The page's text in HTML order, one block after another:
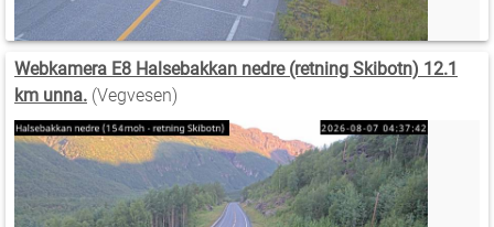
Webkamera E8 Halsebakkan nedre (retning Skibotn) 12.1
km unna. (Vegvesen)